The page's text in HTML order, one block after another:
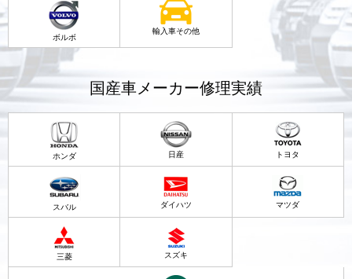
ボルボ
輸入車その他
国産車メーカー修理実績
ホンダ 日産 トヨタ
スバル ダイハツ マツダ
三菱 スズキ